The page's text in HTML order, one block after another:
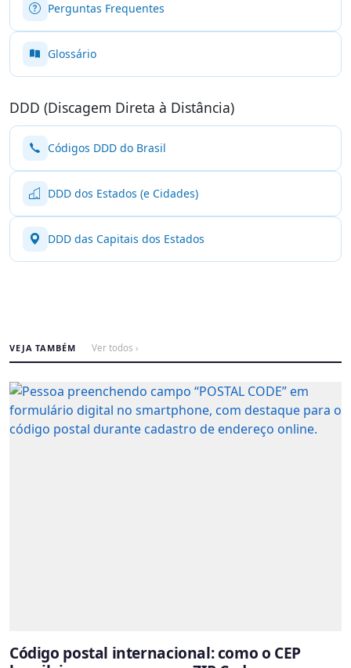
Perguntas Frequentes
Glossário
DDD (Discagem Direta à Distância)
Códigos DDD do Brasil
DDD dos Estados (e Cidades)
DDD das Capitais dos Estados
VEJA TAMBÉM Ver todos ›
Código postal internacional: como o CEP